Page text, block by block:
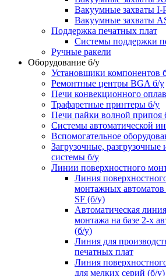
Вакуумные захваты I-
Вакуумные захваты
Поддержка печатных плат
Системы поддержки
Ручные ракели
Оборудование б/у
Установщики компонентов
Ремонтные центры BGA б/у
Печи конвекционного
Трафаретные принтеры б/у
Печи пайки волной припоя
Системы автоматической
Вспомогательное
Загрузочные, разгрузочные
системы б/у
Линии поверхностного
Линия
монтажных
SF (б/у)
Автоматическая
монтажа на базе 2-х
(б/у)
Линия для
печатных плат
Линия
для мелких серий (б/у)